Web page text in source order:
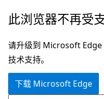
跳
主
要
内
此浏览器不再受支
请升级到 Microsoft Edge
技术支持。
下载 Microsoft Edge